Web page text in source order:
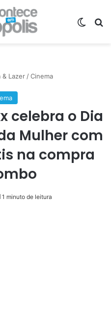
& Lazer / Cinema
celebra o Dia
Mulher com
na compra
1 minuto de leitura